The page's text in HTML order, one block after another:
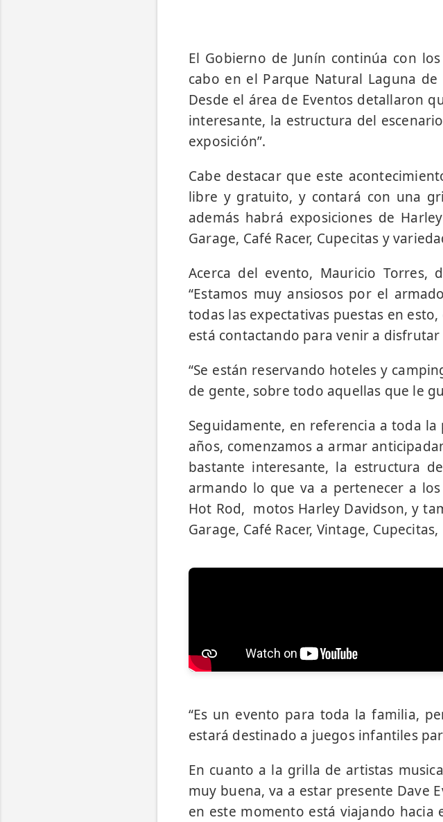
El Gobierno de Junín continúa con
cabo en el Parque Natural Laguna
Desde el área de Eventos detallaron
interesante, la estructura del
exposición”.
Cabe destacar que este
libre y gratuito, y contará con una
además habrá exposiciones de
Garage, Café Racer, Cupecitas y
Acerca del evento, Mauricio Torres,
“Estamos muy ansiosos por el
todas las expectativas puestas en
está contactando para venir a disfrutar
“Se están reservando hoteles y
de gente, sobre todo aquellas que le
Seguidamente, en referencia a toda
años, comenzamos a armar
bastante interesante, la estructura
armando lo que va a pertenecer a
Hot Rod, motos Harley Davidson, y
Garage, Café Racer, Vintage,
“Es un evento para toda la familia,
estará destinado a juegos infantiles
En cuanto a la grilla de artistas
muy buena, va a estar presente Dave
en este momento está viajando